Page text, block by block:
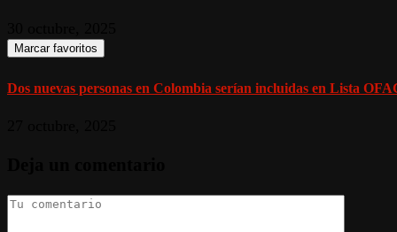
Marcar favoritos
Dos nuevas personas en Colombia serían incluidas en Lista